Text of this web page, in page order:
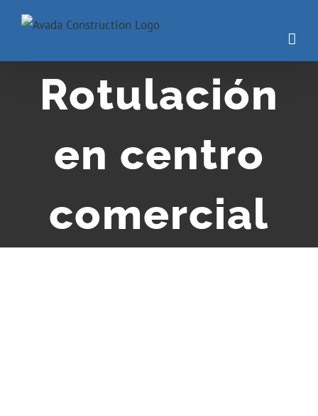
Rotulación
en centro
comercial